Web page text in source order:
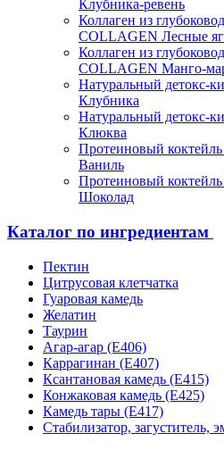
Клубника-ревень
Коллаген из
COLLAGEN Лесные
Коллаген из
COLLAGEN Манго-
Натуральный детокс-
Клубника
Натуральный детокс-
Клюква
Протеиновый
Ваниль
Протеиновый
Шоколад
Каталог по ингредиентам
Пектин
Цитрусовая клетчатка
Гуаровая камедь
Желатин
Таурин
Агар-агар (Е406)
Каррагинан (Е407)
Ксантановая камедь (Е415)
Конжаковая камедь (Е425)
Камедь тары (Е417)
Стабилизатор, загуститель,